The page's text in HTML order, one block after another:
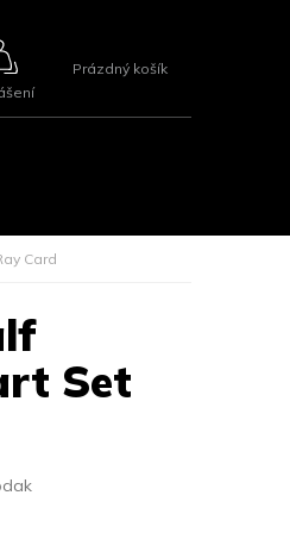
NÁKUPNÍ
Prázdný košík
Card
Set